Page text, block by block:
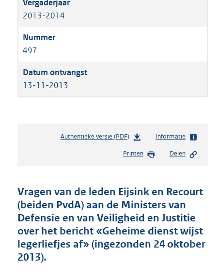
2013-2014
497
13-11-2013
Authentieke versie (PDF)b
s
d
s
g
r
o
Informatie
Printen Delen
Vragen van de leden Eijsink en Recourt
(beiden PvdA) aan de Ministers van
Defensie en van Veiligheid en Justitie
over het bericht «Geheime dienst wijst
legerliefjes af» (ingezonden 24 oktober
2013).